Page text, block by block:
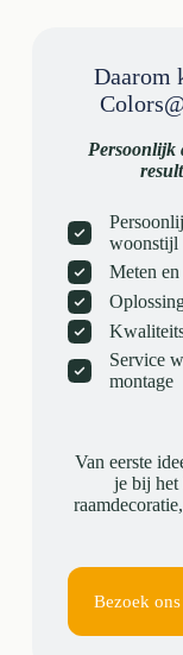
Daarom
Persoonlijk
woonstijl
Meten
Service
montage
Van eerste
je bij het
Bezoek